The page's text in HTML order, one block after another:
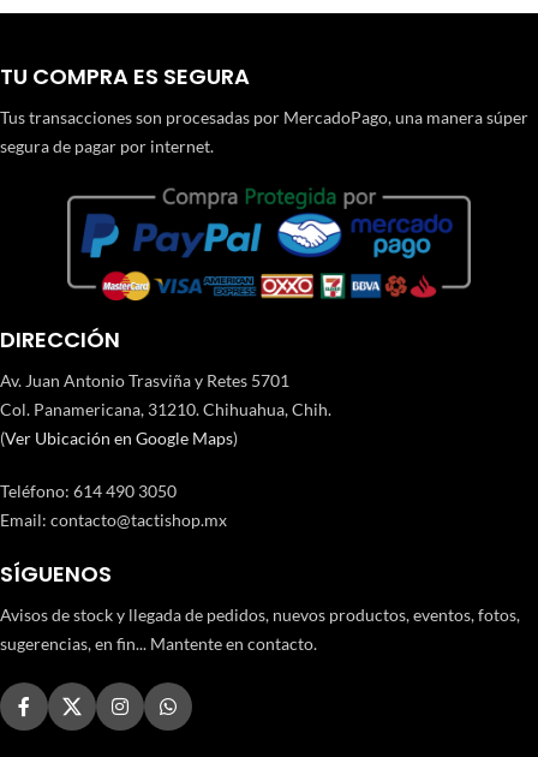
TU COMPRA ES SEGURA
Tus transacciones son procesadas por MercadoPago, una manera súper
segura de pagar por internet.
DIRECCIÓN
Av. Juan Antonio Trasviña y Retes 5701
Col. Panamericana, 31210. Chihuahua, Chih.
(Ver Ubicación en Google Maps)
Teléfono: 614 490 3050
Email: contacto@tactishop.mx
SÍGUENOS
Avisos de stock y llegada de pedidos, nuevos productos, eventos, fotos,
sugerencias, en fin... Mantente en contacto.